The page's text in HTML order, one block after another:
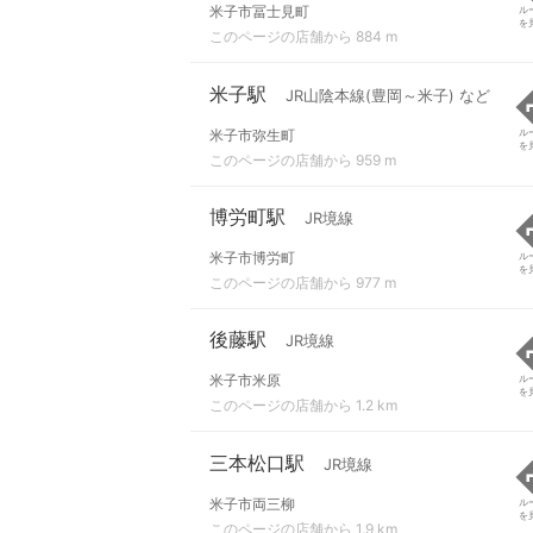
米子市冨士見町
このページの店舗から 884 m
ル
を
米子駅 JR山陰本線(豊岡～米子) など
米子市弥生町
このページの店舗から 959 m
ル
を
博労町駅 JR境線
米子市博労町
このページの店舗から 977 m
ル
を
後藤駅 JR境線
米子市米原
このページの店舗から 1.2 km
ル
を
三本松口駅 JR境線
米子市両三柳
このページの店舗から 1.9 km
ル
を